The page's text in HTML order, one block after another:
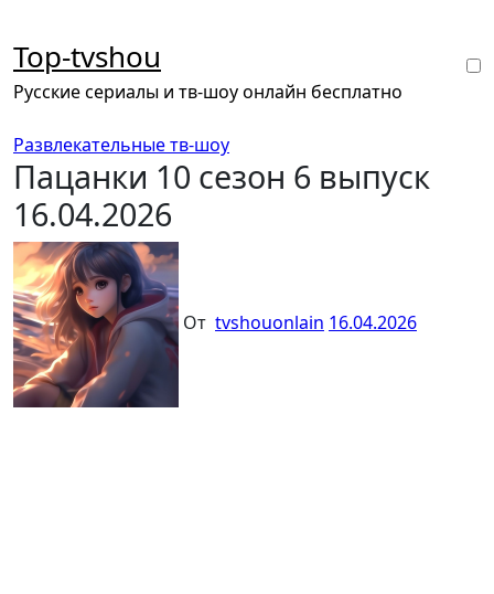
содержанию
Top-tvshou
Русские сериалы и тв-шоу онлайн бесплатно
Развлекательные тв-шоу
Пацанки 10 сезон 6 выпуск
16.04.2026
От tvshouonlain 16.04.2026